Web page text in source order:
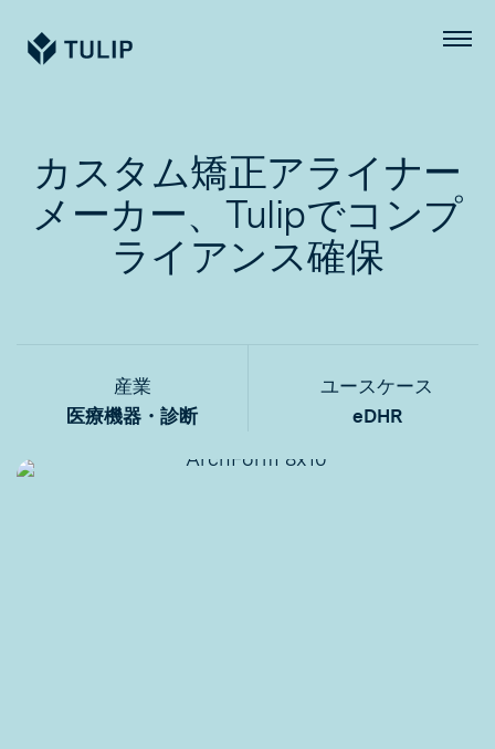
Tulip
メ
カスタム矯正アライナー
メーカー、Tulipでコンプ
ライアンス確保
産業
医療機器・診断
ユースケース
eDHR